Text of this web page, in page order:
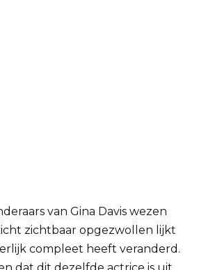
van Gina Davis wezen
zichtbaar opgezwollen lijkt
compleet heeft veranderd.
dat dit dezelfde actrice is uit